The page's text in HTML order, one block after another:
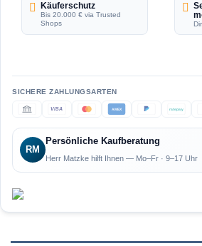
Käuferschutz
Bis 20.000 € via Trusted
Shops
VISA AMEX ratepay
RM
Persönliche Kaufberatung
Herr Matzke hilft Ihnen — Mo–Fr · 9–17 Uhr